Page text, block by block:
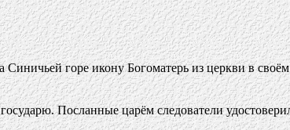
горе икону Богоматерь из церкви в
Посланные царём следователи